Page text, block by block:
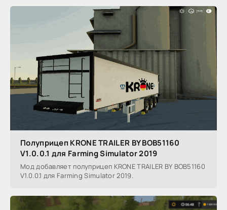
Полуприцеп KRONE TRAILER BY BOB51160
V1.0.0.1 для Farming Simulator 2019
Мод добавляет полуприцеп KRONE TRAILER BY BOB51160
V1.0.0.1 для Farming Simulator 2019.